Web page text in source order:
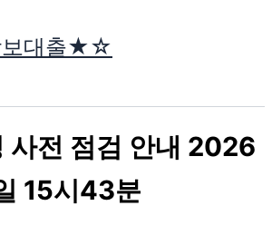
대출★☆
사전 점검 안내 2026
15시43분